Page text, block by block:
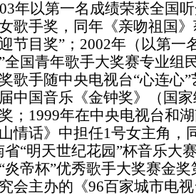
年以第一名成绩荣获全国
歌手奖，同年《亲吻祖国
节目奖”；2002年（以第一
全国青年歌手大奖赛专业组
歌手随中央电视台“心连心
中国音乐《金钟奖》（国
；1999年在中央电视台和
情话》中担任1号女主角，
省“明天世纪花园”杯音乐大
炎帝杯”优秀歌手大奖赛金
会主办的《96百家城市电